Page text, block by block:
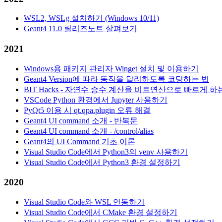
WSL2, WSLg 설치하기 (Windows 10/11)
Geant4 11.0 릴리즈노트 살펴보기
2021
Windows용 패키지 관리자 Winget 설치 및 이용하기
Geant4 Version에 따라 동작을 달리하도록 코딩하는 법
BIT Hacks - 자연수 승수 계산을 비트연산으로 빠르게 하
VSCode Python 환경에서 Jupyter 사용하기
PyQt5 이용 시 qt.qpa.plugin 오류 해결
Geant4 UI command 소개 - 반복문
Geant4 UI command 소개 - /control/alias
Geant4의 UI Command 기초 이론
Visual Studio Code에서 Python3의 venv 사용하기
Visual Studio Code에서 Python3 환경 설정하기
2020
Visual Studio Code와 WSL 연동하기
Visual Studio Code에서 CMake 환경 설정하기